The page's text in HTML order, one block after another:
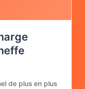
de plus en plus